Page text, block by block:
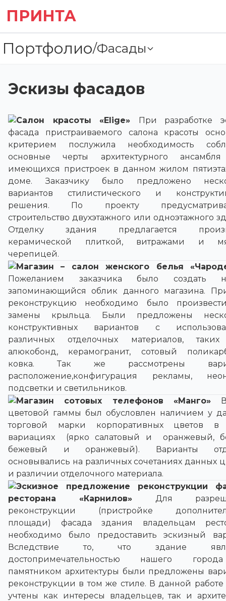
ПРИНТА
Портфолио/Фасады
Эскизы фасадов
Салон красоты «Elige» При разработке
фасада пристраиваемого салона красоты
критерием послужила необходимость
основные черты архитектурного
имеющихся пристроек в данном жилом
доме. Заказчику было предложено
вариантов стилистического и
решения. По проекту
строительство двухэтажного или одноэтажного
Отделку здания предлагается
керамической плиткой, витражами и
черепицей.
Магазин – салон женского белья
Пожеланием заказчика было создать
запоминающийся облик данного магазина.
реконструкцию необходимо было
замены крыльца. Были предложены
конструктивных вариантов с
различных отделочных материалов,
алюкобонд, керамогранит, сотовый
ковка. Так же рассмотрены
расположение,конфигурация рекламы,
подсветки и светильников.
Магазин сотовых телефонов «Манго»
цветовой гаммы был обусловлен наличием у
торговой марки корпоративных цветов в
вариациях (ярко салатовый и оранжевый,
бежевый и оранжевый). Варианты
основывались на различных сочетаниях данных
и различии отделочного материала.
Эскизное предложение реконструкции
ресторана «Карнилов» Для
реконструкции (пристройке
площади) фасада здания владельцам
необходимо было предоставить эскизный
Вследствие то, что здание
достопримечательностью нашего
памятником архитектуры были предложены
реконструкции в том же стиле. В данной
учтены как интересы владельцев, так и